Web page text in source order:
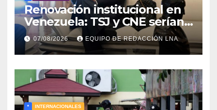
Renovación institucional en
Venezuela: TSJ y CNE serían
designados a finales de 2026
07/08/2026 EQUIPO DE REDACCIÓN LNA
* INTERNACIONALES